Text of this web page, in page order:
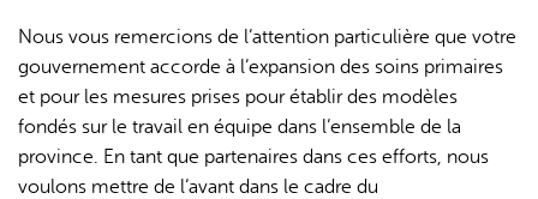
Nous vous remercions de l’attention particulière que votre
gouvernement accorde à l’expansion des soins primaires
et pour les mesures prises pour établir des modèles
fondés sur le travail en équipe dans l’ensemble de la
province. En tant que partenaires dans ces efforts, nous
voulons mettre de l’avant dans le cadre du